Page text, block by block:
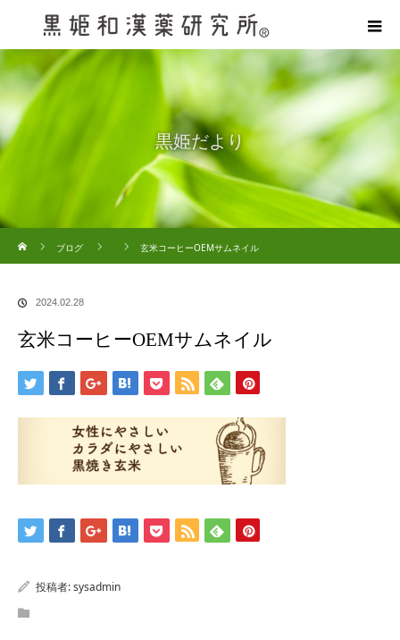
黒姫だより
ブログ
玄米コーヒーOEMサムネイル
2024.02.28
玄米コーヒーOEMサムネイル
投稿者:sysadmin